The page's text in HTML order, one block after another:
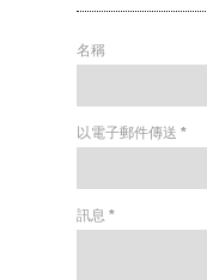
名稱
以電子郵件傳送 *
訊息 *